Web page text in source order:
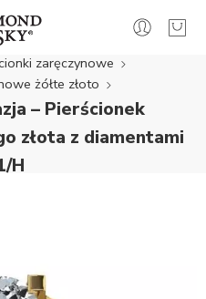
zaręczynowe
żółte złoto
– Pierścionek
złota z diamentami
H